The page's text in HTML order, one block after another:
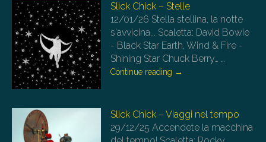
Slick Chick – Stelle
12/01/26 Stella stellina, la notte
s'avvicina... Scaletta: David Bowie
- Black Star Earth, Wind & Fire -
Shining Star Chuck Berry… …
Continue reading →
Slick Chick – Viaggi nel tempo
29/12/25 Accendete la macchina